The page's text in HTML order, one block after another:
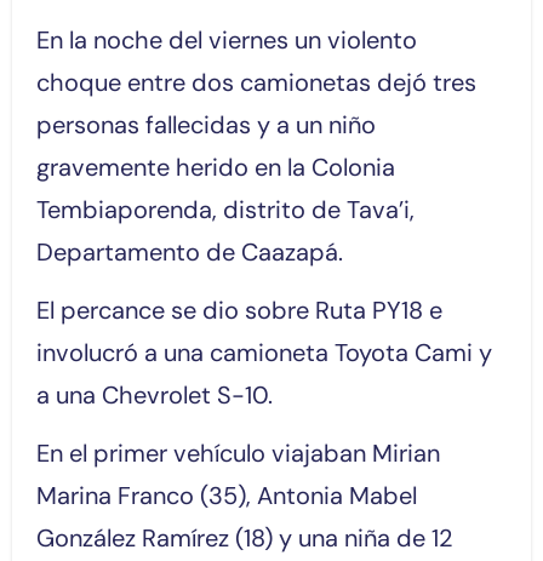
En la noche del viernes un violento
choque entre dos camionetas dejó tres
personas fallecidas y a un niño
gravemente herido en la Colonia
Tembiaporenda, distrito de Tava’i,
Departamento de Caazapá.
El percance se dio sobre Ruta PY18 e
involucró a una camioneta Toyota Cami y
a una Chevrolet S-10.
En el primer vehículo viajaban Mirian
Marina Franco (35), Antonia Mabel
González Ramírez (18) y una niña de 12